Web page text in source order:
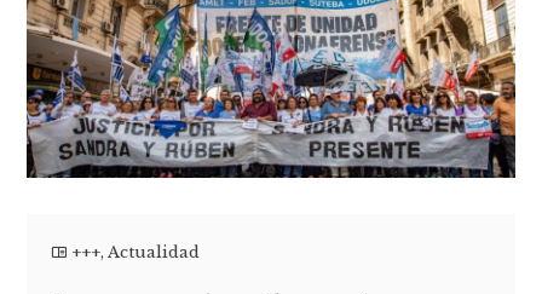
+++,Actualidad